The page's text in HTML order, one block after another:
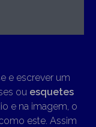
e escrever um
ou esquetes
e na imagem, o
este. Assim